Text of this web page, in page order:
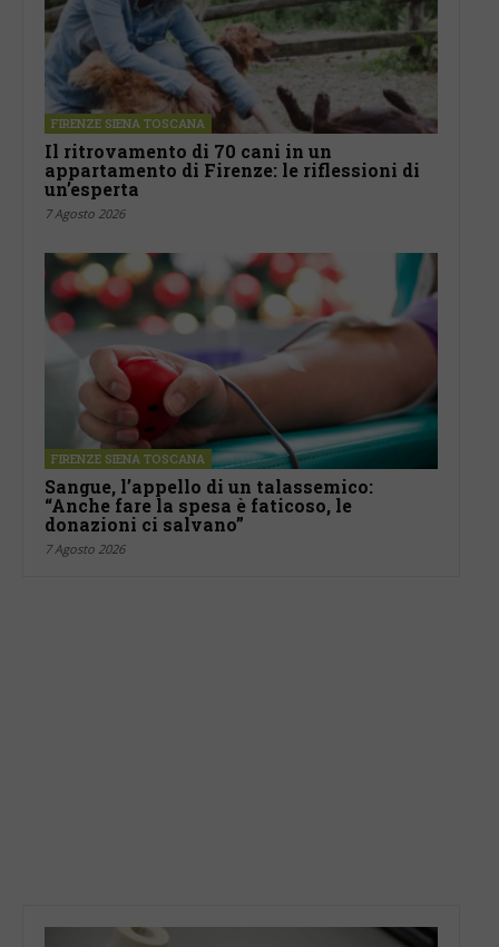
FIRENZE SIENA TOSCANA
Il ritrovamento di 70 cani in un
appartamento di Firenze: le riflessioni di
un’esperta
7 Agosto 2026
FIRENZE SIENA TOSCANA
Sangue, l’appello di un talassemico:
“Anche fare la spesa è faticoso, le
donazioni ci salvano”
7 Agosto 2026